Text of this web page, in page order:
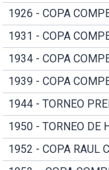
1926 - COPA
1931 - COPA
1934 - COPA
1939 - COPA
1944 - TORNEO
1950 - TORNEO DE
1952 - COPA RAUL